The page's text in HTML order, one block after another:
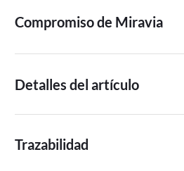
Compromiso de Miravia
Detalles del artículo
Trazabilidad